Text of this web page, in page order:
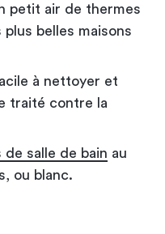
petit air de thermes
belles maisons
à nettoyer et
traité contre la
de salle de bain au
ou blanc.